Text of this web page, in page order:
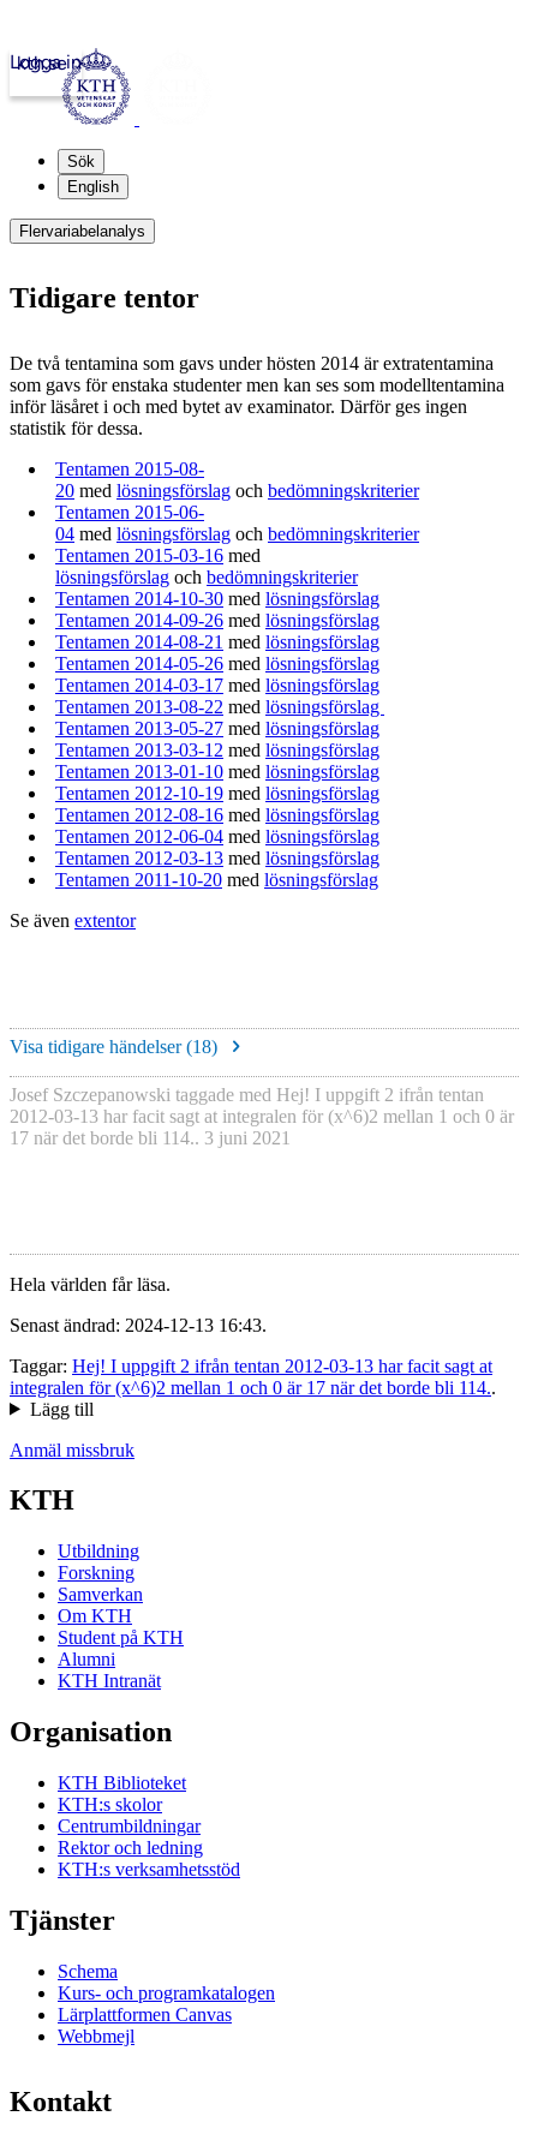
kth.se
Logga in
Sök
English
Flervariabelanalys
Tidigare tentor
De två tentamina som gavs under hösten 2014 är extratentamina
som gavs för enstaka studenter men kan ses som modelltentamina
inför läsåret i och med bytet av examinator. Därför ges ingen
statistik för dessa.
Tentamen 2015-08-
20 med lösningsförslag och bedömningskriterier
Tentamen 2015-06-
04 med lösningsförslag och bedömningskriterier
Tentamen 2015-03-16 med
lösningsförslag och bedömningskriterier
Tentamen 2014-10-30 med lösningsförslag
Tentamen 2014-09-26 med lösningsförslag
Tentamen 2014-08-21 med lösningsförslag
Tentamen 2014-05-26 med lösningsförslag
Tentamen 2014-03-17 med lösningsförslag
Tentamen 2013-08-22 med lösningsförslag
Tentamen 2013-05-27 med lösningsförslag
Tentamen 2013-03-12 med lösningsförslag
Tentamen 2013-01-10 med lösningsförslag
Tentamen 2012-10-19 med lösningsförslag
Tentamen 2012-08-16 med lösningsförslag
Tentamen 2012-06-04 med lösningsförslag
Tentamen 2012-03-13 med lösningsförslag
Tentamen 2011-10-20 med lösningsförslag
Se även extentor
Visa tidigare händelser (18)
Josef Szczepanowski taggade med Hej! I uppgift 2 ifrån tentan
2012-03-13 har facit sagt at integralen för (x^6)2 mellan 1 och 0 är
17 när det borde bli 114.. 3 juni 2021
Hela världen får läsa.
Senast ändrad: 2024-12-13 16:43.
Taggar: Hej! I uppgift 2 ifrån tentan 2012-03-13 har facit sagt at
integralen för (x^6)2 mellan 1 och 0 är 17 när det borde bli 114..
Lägg till
Anmäl missbruk
KTH
Utbildning
Forskning
Samverkan
Om KTH
Student på KTH
Alumni
KTH Intranät
Organisation
KTH Biblioteket
KTH:s skolor
Centrumbildningar
Rektor och ledning
KTH:s verksamhetsstöd
Tjänster
Schema
Kurs- och programkatalogen
Lärplattformen Canvas
Webbmejl
Kontakt